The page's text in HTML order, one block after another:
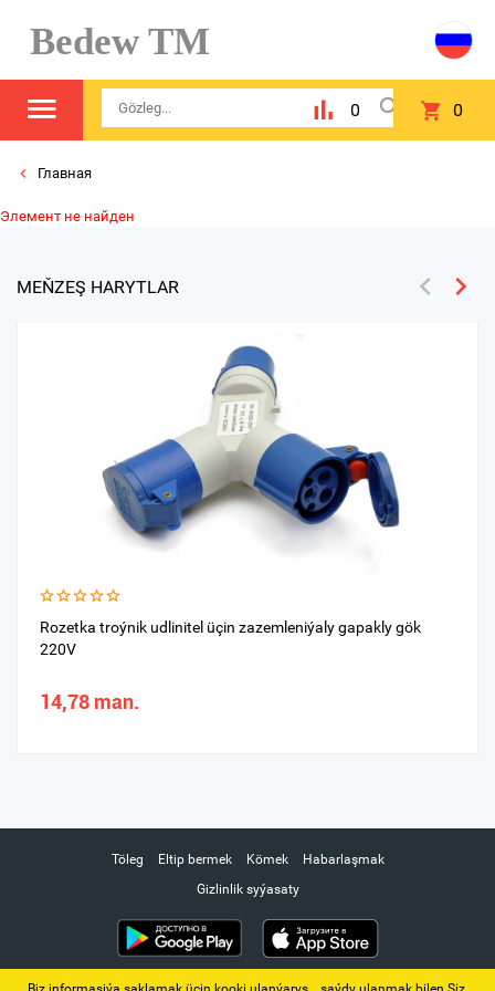
Bedew TM
0 0
Главная
Элемент не найден
MEŇZEŞ HARYTLAR
Rozetka troýnik udlinitel üçin zazemleniýaly gapakly gök
220V
14,78 man.
Töleg Eltip bermek Kömek
Habarlaşmak
Gizlinlik syýasaty